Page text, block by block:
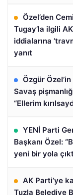
Özel’den
Tugay’la ilgili
iddialarına
yanıt
Özgür
Savaş
“Ellerim
YENİ Parti
Başkanı Özel:
yeni bir yola
AK Parti’ye
Tuzla Belediye